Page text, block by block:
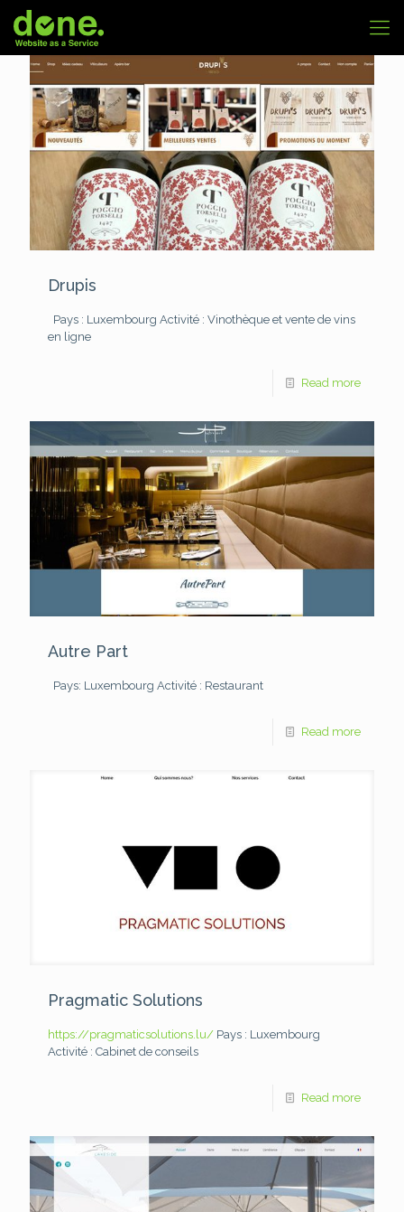
Drupis
Pays : Luxembourg Activité : Vinothèque et vente de vins
en ligne
Read more
Autre Part
Pays: Luxembourg Activité : Restaurant
Read more
Pragmatic Solutions
https://pragmaticsolutions.lu/ Pays : Luxembourg
Activité : Cabinet de conseils
Read more